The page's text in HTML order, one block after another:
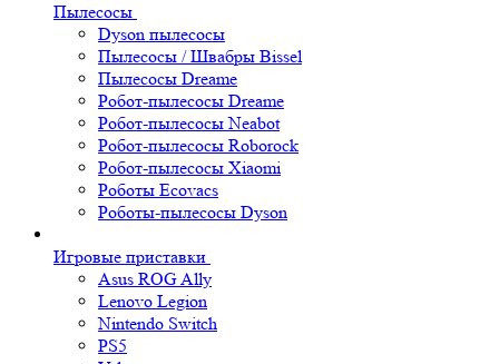
Пылесосы
Dyson пылесосы
Пылесосы / Швабры Bissel
Пылесосы Dreame
Робот-пылесосы Dreame
Робот-пылесосы Neabot
Робот-пылесосы Roborock
Робот-пылесосы Xiaomi
Роботы Ecovacs
Роботы-пылесосы Dyson
Игровые приставки
Asus ROG Ally
Lenovo Legion
Nintendo Switch
PS5